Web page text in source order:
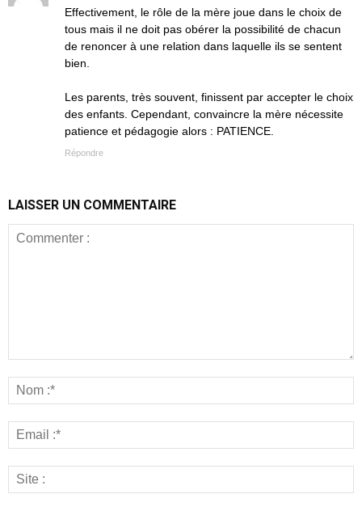
Effectivement, le rôle de la mère joue dans le choix de
tous mais il ne doit pas obérer la possibilité de chacun
de renoncer à une relation dans laquelle ils se sentent
bien.
Les parents, très souvent, finissent par accepter le choix
des enfants. Cependant, convaincre la mère nécessite
patience et pédagogie alors : PATIENCE.
Répondre
LAISSER UN COMMENTAIRE